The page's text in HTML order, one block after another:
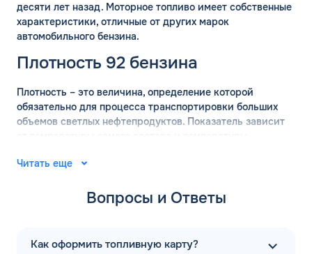
десяти лет назад. Моторное топливо имеет собственные
характеристики, отличные от других марок
автомобильного бензина.
Плотность 92 бензина
Плотность – это величина, определение которой
обязательно для процесса транспортировки больших
объемов светлых нефтепродуктов. Показатель зависит
плотности бензина используются готовые таблицы.
в сторону уменьшения или увеличения.
43,6 МДж/кг с небольшой погрешностью. Показатель не
Читать еще
Вопросы и Ответы
Как оформить топливную карту?